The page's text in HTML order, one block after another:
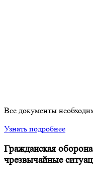
Все документы
Узнать подробнее
Гражданская
чрезвычайные